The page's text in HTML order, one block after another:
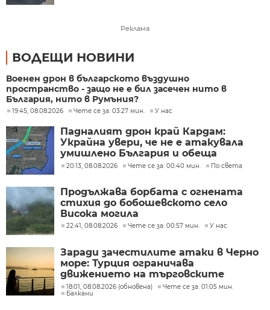
Реклама
ВОДЕЩИ НОВИНИ
Военен дрон в българското въздушно
пространство - защо не е бил засечен нито в
България, нито в Румъния?
19:45, 08.08.2026 Чете се за: 03:27 мин. У нас
Падналият дрон край Кардам:
Украйна увери, че не е атакувала
умишлено България и обеща
разследване
20:13, 08.08.2026 Чете се за: 00:40 мин. По света
Продължава борбата с огнената
стихия до бобошевското село
Висока могила
22:41, 08.08.2026 Чете се за: 00:57 мин. У нас
Заради зачестилите атаки в Черно
море: Турция ограничава
движението на търговските
кораби
18:01, 08.08.2026 (обновена)
Чете се за: 01:05 мин.
Балкани